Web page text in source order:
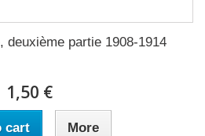
deuxième partie 1908-1914
1,50 €
cart More